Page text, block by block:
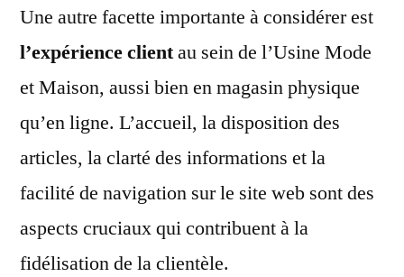
Une autre facette importante à considérer est
l’expérience clientau sein de l’Usine Mode
et Maison, aussi bien en magasin physique
qu’en ligne. L’accueil, la disposition des
articles, la clarté des informations et la
facilité de navigation sur le site web sont des
aspects cruciaux qui contribuent à la
fidélisation de la clientèle.